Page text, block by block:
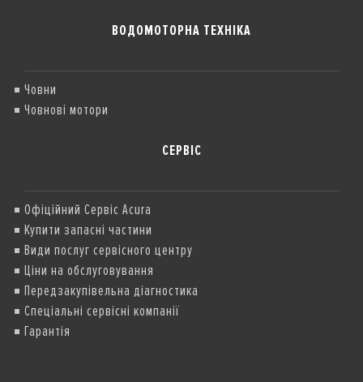
ВОДОМОТОРНА ТЕХНІКА
Човни
Човнові мотори
СЕРВІС
Офіційний Сервіс Acura
Купити запасні частини
Види послуг сервісного центру
Ціни на обслуговування
Передзакупівельна діагностика
Спеціальні сервісні компанії
Гарантія